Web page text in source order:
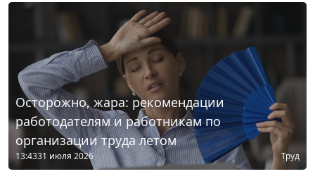
Осторожно, жара: рекомендации
работодателям и работникам по
организации труда летом
13:4331 июля 2026 Труд